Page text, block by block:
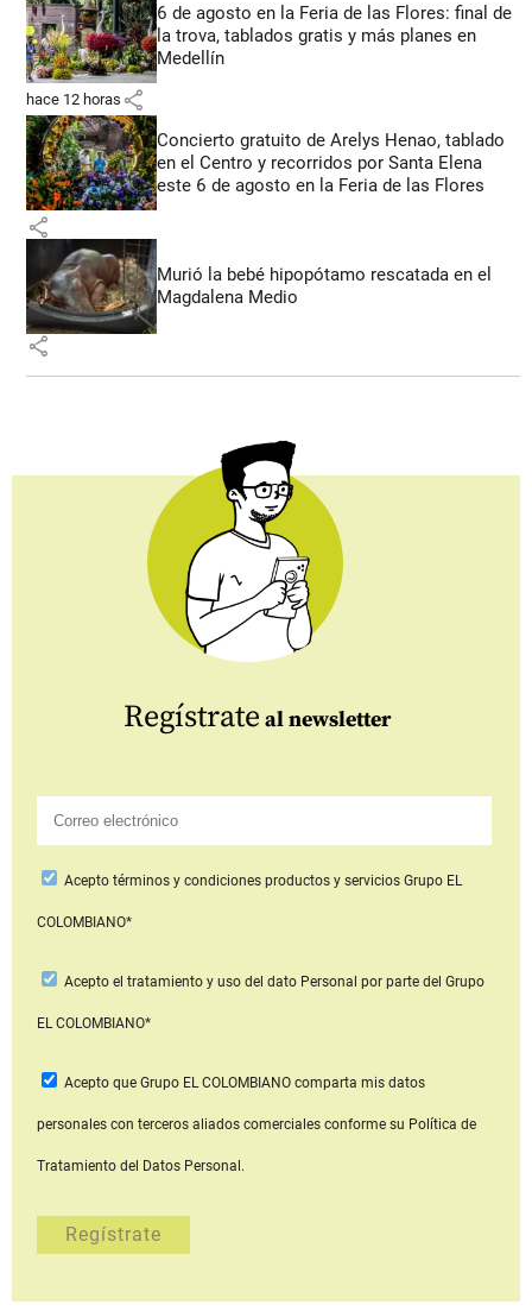
6 de agosto en la Feria de las Flores: final de
la trova, tablados gratis y más planes en
Medellín
hace 12 horas share
Concierto gratuito de Arelys Henao, tablado
en el Centro y recorridos por Santa Elena
este 6 de agosto en la Feria de las Flores
share
Murió la bebé hipopótamo rescatada en el
Magdalena Medio
share
Regístrate al newsletter
Aceptotérminos y condiciones productos y serviciosGrupo EL
COLOMBIANO*
Acepto el tratamiento y uso del dato Personal por parte del Grupo
EL COLOMBIANO*
Acepto que Grupo EL COLOMBIANOcomparta mis datos
personales con terceros aliados comerciales conforme su Política de
Tratamiento del Datos Personal.